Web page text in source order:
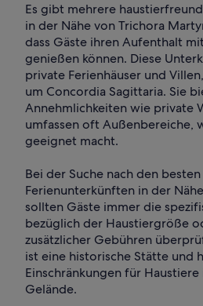
Es gibt mehrere
in der Nähe von Trichora
dass Gäste ihren Aufenthalt
genießen können. Diese
private Ferienhäuser und
um Concordia Sagittaria. Sie
Annehmlichkeiten wie private
umfassen oft Außenbereiche,
geeignet macht.
Bei der Suche nach den
Ferienunterkünften in der
sollten Gäste immer die
bezüglich der Haustiergröße
zusätzlicher Gebühren
ist eine historische Stätte und
Einschränkungen für
Gelände.